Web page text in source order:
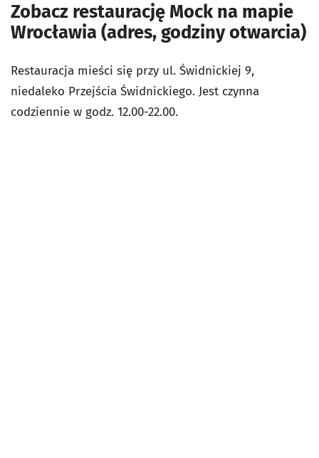
Zobacz restaurację Mock na mapie
Wrocławia (adres, godziny otwarcia)
Restauracja mieści się przy ul. Świdnickiej 9,
niedaleko Przejścia Świdnickiego. Jest czynna
codziennie w godz. 12.00-22.00.